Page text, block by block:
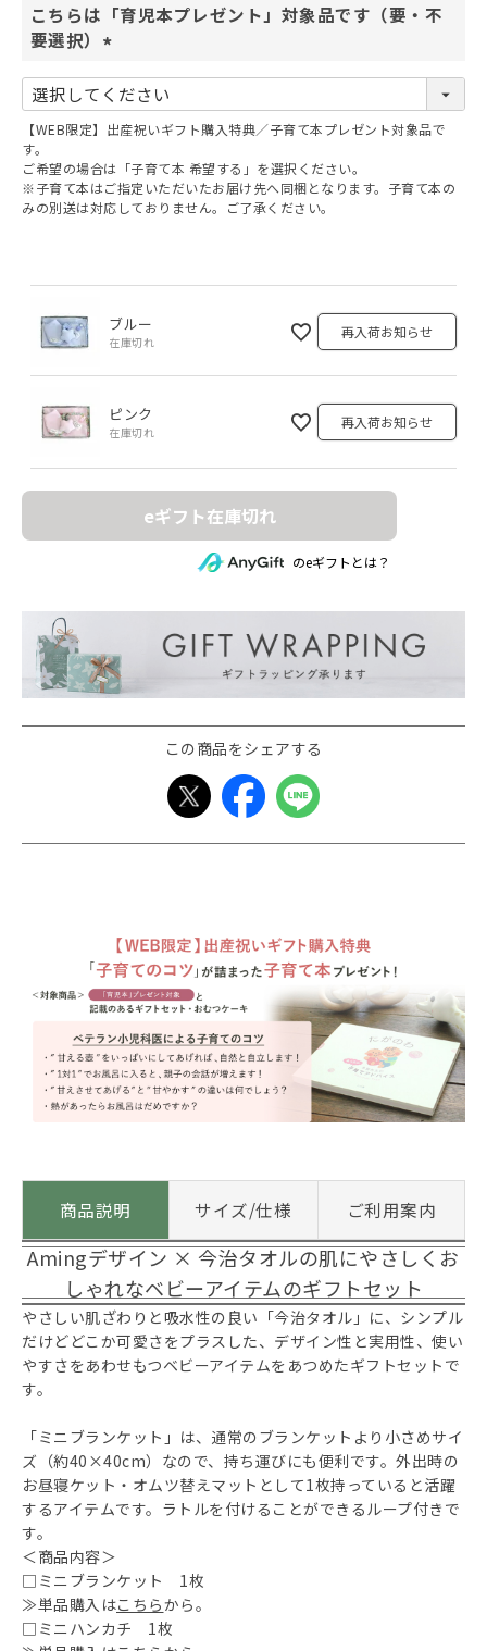
こちらは「育児本プレゼント」対象品です（要・不
要選択）
必
須
【WEB限定】出産祝いギフト購入特典／子育て本プレゼント対象品で
す。
ご希望の場合は「子育て本 希望する」を選択ください。
※子育て本はご指定いただいたお届け先へ同梱となります。子育て本の
みの別送は対応しておりません。ご了承ください。
ブルー
在庫切れ
再入荷お知らせ
ピンク
在庫切れ
再入荷お知らせ
eギフト在庫切れ
のeギフトとは？
この商品をシェアする
商品説明 サイズ/仕様 ご利用案内
Amingデザイン × 今治タオルの肌にやさしくお
しゃれなベビーアイテムのギフトセット
やさしい肌ざわりと吸水性の良い「今治タオル」に、シンプル
だけどどこか可愛さをプラスした、デザイン性と実用性、使い
やすさをあわせもつベビーアイテムをあつめたギフトセットで
す。
「ミニブランケット」は、通常のブランケットより小さめサイ
ズ（約40×40cm）なので、持ち運びにも便利です。外出時の
お昼寝ケット・オムツ替えマットとして1枚持っていると活躍
するアイテムです。ラトルを付けることができるループ付きで
す。
＜商品内容＞
□ミニブランケット 1枚
≫単品購入はこちらから。
□ミニハンカチ 1枚